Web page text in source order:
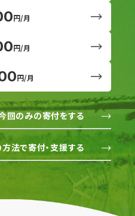
円/月
円/月
円/月
回のみの寄付をする
法で寄付・支援する